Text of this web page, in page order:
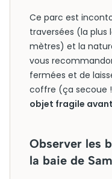
Ce parc est
traversées (la plus
mètres) et la
vous
fermées et de
coffre (ça secoue
objet fragile
Observer les
la baie de